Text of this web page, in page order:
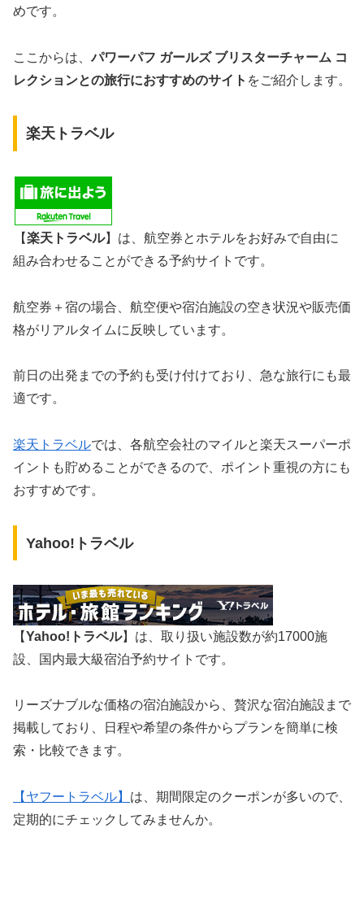
めです。
ここからは、パワーパフ ガールズ ブリスターチャーム コ
レクションとの旅行におすすめのサイト をご紹介します。
楽天トラベル
【楽天トラベル】は、航空券とホテルをお好みで自由に
組み合わせることができる予約サイトです。
航空券＋宿の場合、航空便や宿泊施設の空き状況や販売価
格がリアルタイムに反映しています。
前日の出発までの予約も受け付けており、急な旅行にも最
適です。
楽天トラベルでは、各航空会社のマイルと楽天スーパーポ
イントも貯めることができるので、ポイント重視の方にも
おすすめです。
Yahoo!トラベル
【Yahoo!トラベル】は、取り扱い施設数が約17000施
設、国内最大級宿泊予約サイトです。
リーズナブルな価格の宿泊施設から、贅沢な宿泊施設まで
掲載しており、日程や希望の条件からプランを簡単に検
索・比較できます。
【ヤフートラベル】 は、期間限定のクーポンが多いので、
定期的にチェックしてみませんか。